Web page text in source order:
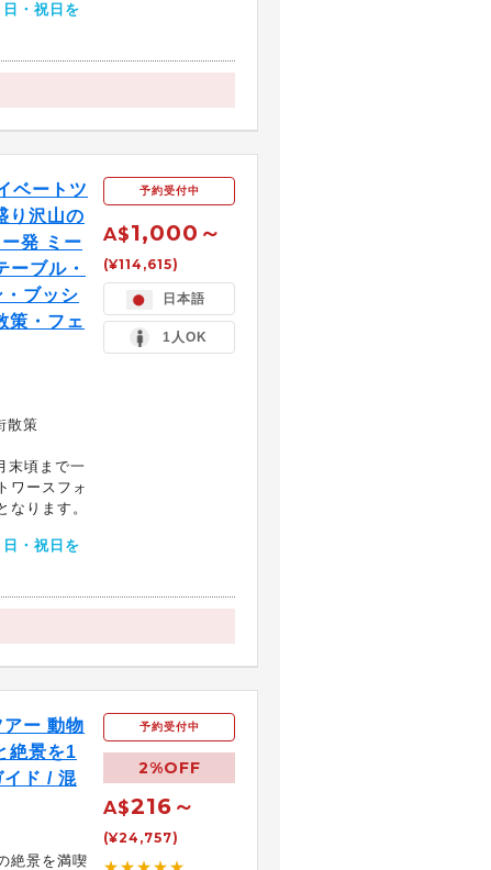
・祝日を
ベートツ
り沢山の
発 ミー
ーブル・
ブッシ
策・フェ
散策
末頃まで一
ワースフォ
なります。
・祝日を
予約受付中
A$1,000～
(¥114,615)
日本語
1人OK
ー 動物
絶景を1
イド / 混
絶景を満喫
予約受付中
2%OFF
A$216～
(¥24,757)